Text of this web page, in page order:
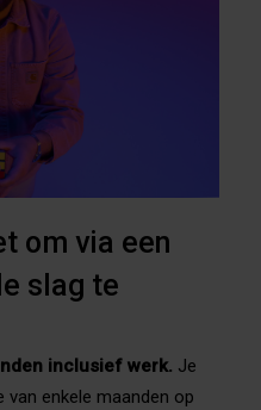
om via een
slag te
inclusief werk. Je
enkele maanden op